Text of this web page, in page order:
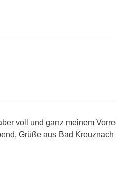
voll und ganz meinem
Grüße aus Bad Kreuznach